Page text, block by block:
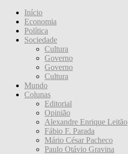
Início
Economia
Política
Sociedade
Cultura
Governo
Governo
Cultura
Mundo
Colunas
Editorial
Opinião
Alexandre Enrique Leitão
Fábio F. Parada
Mário César Pacheco
Paulo Otávio Gravina